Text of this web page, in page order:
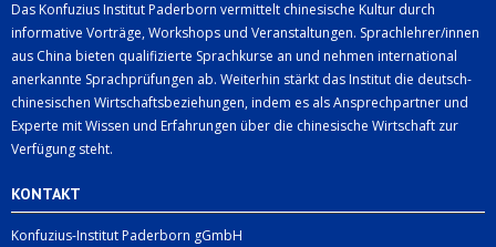
Das Konfuzius Institut Paderborn vermittelt chinesische Kultur durch
informative Vorträge, Workshops und Veranstaltungen. Sprachlehrer/innen
aus China bieten qualifizierte Sprachkurse an und nehmen international
anerkannte Sprachprüfungen ab. Weiterhin stärkt das Institut die deutsch-
chinesischen Wirtschaftsbeziehungen, indem es als Ansprechpartner und
Experte mit Wissen und Erfahrungen über die chinesische Wirtschaft zur
Verfügung steht.
KONTAKT
Konfuzius-Institut Paderborn gGmbH